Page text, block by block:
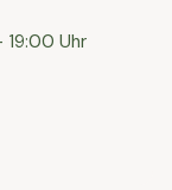
Uhr